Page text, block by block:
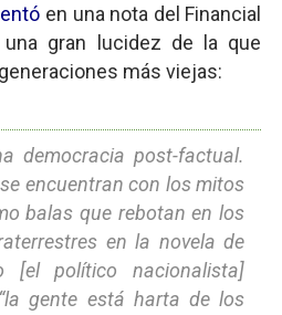
en una nota del Financial
una gran lucidez de la que
más viejas:
democracia post-factual.
encuentran con los mitos
balas que rebotan en los
en la novela de
[el político nacionalista]
gente está harta de los